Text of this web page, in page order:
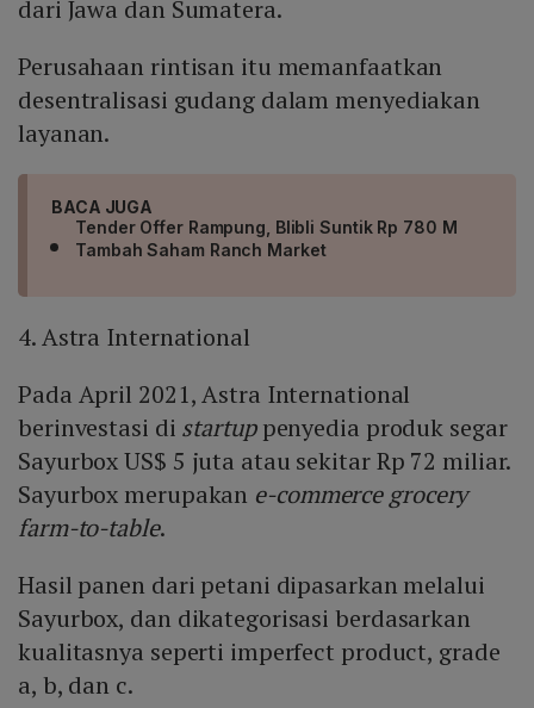
dari Jawa dan Sumatera.
Perusahaan rintisan itu memanfaatkan
desentralisasi gudang dalam menyediakan
layanan.
BACA JUGA
Tender Offer Rampung, Blibli Suntik Rp 780 M
Tambah Saham Ranch Market
4. Astra International
Pada April 2021, Astra International
berinvestasi di startuppenyedia produk segar
Sayurbox US$ 5 juta atau sekitar Rp 72 miliar.
Sayurbox merupakan e-commerce grocery
farm-to-table.
Hasil panen dari petani dipasarkan melalui
Sayurbox, dan dikategorisasi berdasarkan
kualitasnya seperti imperfect product, grade
a, b, dan c.